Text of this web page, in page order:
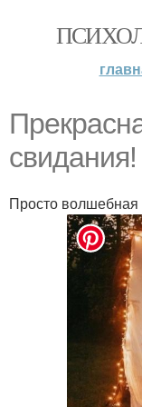
свидания!
Просто